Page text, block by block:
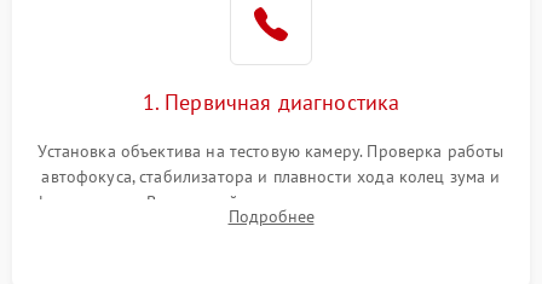
1. Первичная диагностика
Установка объектива на тестовую камеру. Проверка работы
автофокуса, стабилизатора и плавности хода колец зума и
фокусировки. Визуальный осмотр линз на наличие царапин,
грибка, пыли и оценка состояния контактов байонета.
Подробнее